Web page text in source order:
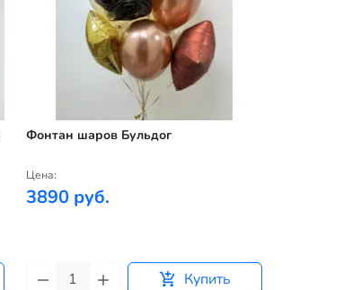
Фонтан шаров Бульдог
Цена:
3890 руб.
Купить